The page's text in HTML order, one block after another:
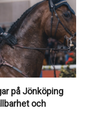
på Jönköping
och